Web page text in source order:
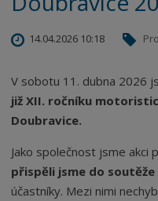
14.04.2026 10:18
V sobotu 11. dubna 2026
již XII. ročníku
Doubravice.
Jako společnost jsme akci
přispěli jsme do
účastníky. Mezi nimi